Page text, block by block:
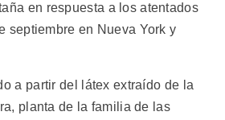
en respuesta a los atentados
septiembre en Nueva York y
a partir del látex extraído de la
planta de la familia de las